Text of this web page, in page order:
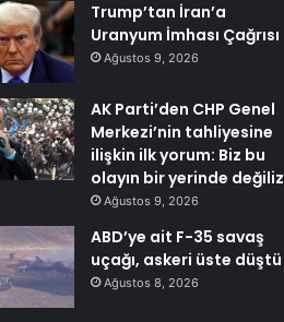
Trump’tan İran’a
Uranyum İmhası Çağrısı
Ağustos 9, 2026
AK Parti’den CHP Genel
Merkezi’nin tahliyesine
ilişkin ilk yorum: Biz bu
olayın bir yerinde değiliz
Ağustos 9, 2026
ABD’ye ait F-35 savaş
uçağı, askeri üste düştü
Ağustos 8, 2026